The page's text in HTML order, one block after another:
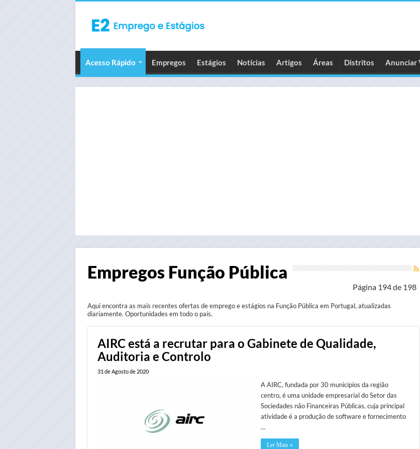
Acesso Rápido Empregos Estágios Notícias Artigos Áreas Distritos Anunciar
Empregos Função Pública
Página 194 de 198
Aqui encontra as mais recentes ofertas de emprego e estágios na Função Pública em Portugal, atualizadas
diariamente. Oportunidades em todo o país.
AIRC está a recrutar para o Gabinete de Qualidade,
Auditoria e Controlo
31 de Agosto de 2020
A AIRC, fundada por 30 municípios da região
centro, é uma unidade empresarial do Setor das
Sociedades não Financeiras Públicas, cuja principal
atividade é a produção de software e fornecimento
…
Ler Mais »